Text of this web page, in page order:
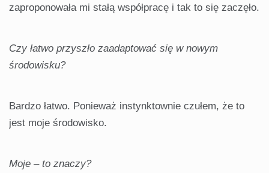
zaproponowała mi stałą współpracę i tak to się zaczęło.
Czy łatwo przyszło zaadaptować się w nowym
środowisku?
Bardzo łatwo. Ponieważ instynktownie czułem, że to
jest moje środowisko.
Moje – to znaczy?